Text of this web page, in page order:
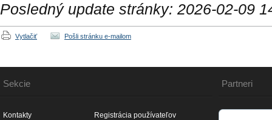
Posledný update stránky: 2026-02-09
Vytlačiť Pošli stránku e-mailom
Sekcie
Kontakty
Registrácia používateľov
Partneri